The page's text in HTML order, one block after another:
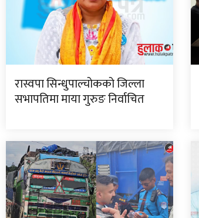
रास्वपा सिन्धुपाल्चोकको जिल्ला
सभापतिमा माया गुरुङ निर्वाचित